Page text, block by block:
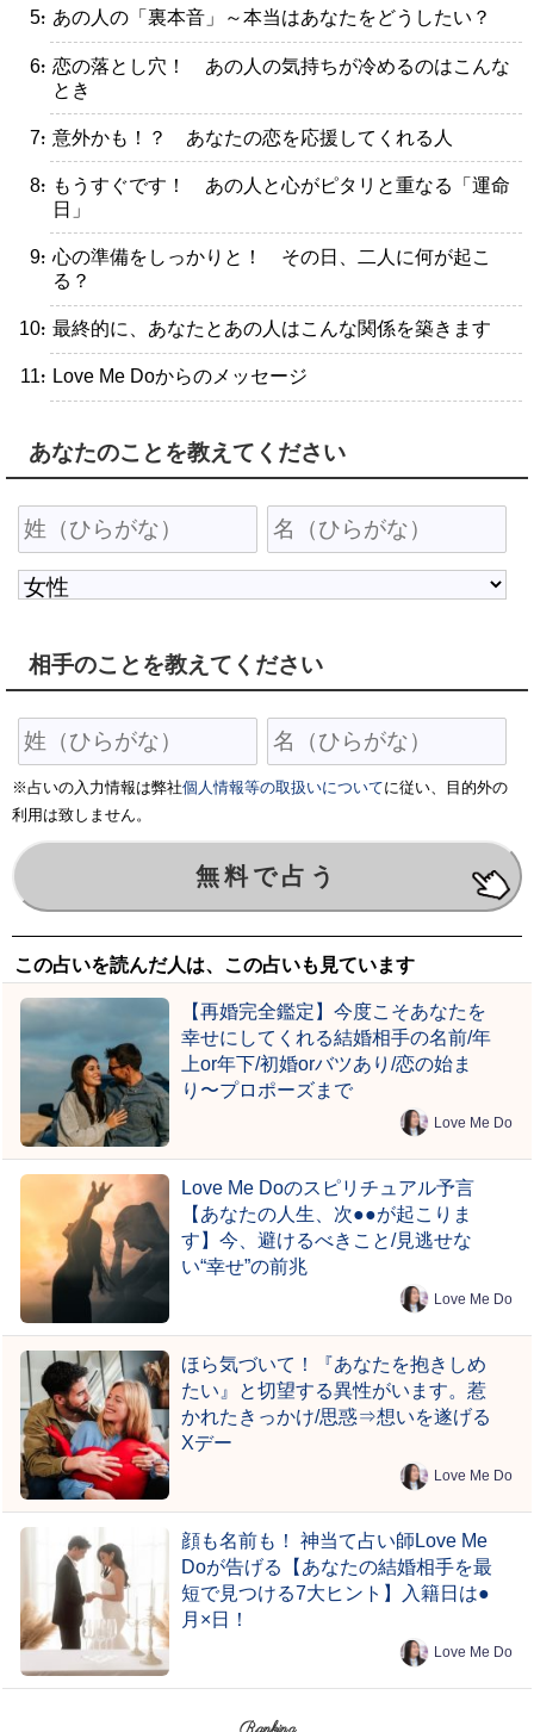
・あの人の「裏本音」～本当はあなたをどうしたい？
・恋の落とし穴！ あの人の気持ちが冷めるのはこんな
とき
・意外かも！？ あなたの恋を応援してくれる人
・もうすぐです！ あの人と心がピタリと重なる「運命
日」
・心の準備をしっかりと！ その日、二人に何が起こ
る？
・最終的に、あなたとあの人はこんな関係を築きます
・Love Me Doからのメッセージ
あなたのことを教えてください
相手のことを教えてください
※占いの入力情報は弊社個人情報等の取扱いについてに従い、目的外の
利用は致しません。
この占いを読んだ人は、この占いも見ています
【再婚完全鑑定】今度こそあなたを
幸せにしてくれる結婚相手の名前/年
上or年下/初婚orバツあり/恋の始ま
り〜プロポーズまで
Love Me Do
Love Me Doのスピリチュアル予言
【あなたの人生、次●●が起こりま
す】今、避けるべきこと/見逃せな
い“幸せ”の前兆
Love Me Do
ほら気づいて！『あなたを抱きしめ
たい』と切望する異性がいます。惹
かれたきっかけ/思惑⇒想いを遂げる
Xデー
Love Me Do
顔も名前も！ 神当て占い師Love Me
Doが告げる【あなたの結婚相手を最
短で見つける7大ヒント】入籍日は●
月×日！
Love Me Do